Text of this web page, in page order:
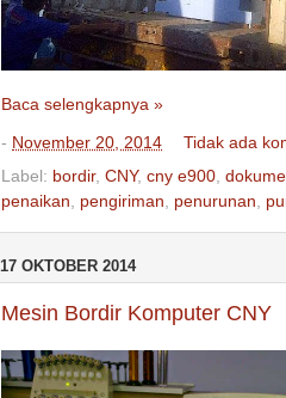
Baca selengkapnya »
- November 20, 2014
Tidak ada
Label: bordir, CNY, cny e900
penaikan
pengiriman penurunan
17 OKTOBER 2014
Mesin Bordir Komputer CNY